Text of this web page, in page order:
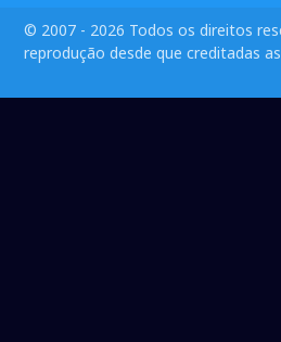
© 2007 - 2026 Todos os direitos
reprodução desde que creditadas